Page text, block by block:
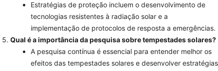
Estratégias de proteção incluem o desenvolvimento de
tecnologias resistentes à radiação solar e a
implementação de protocolos de resposta a emergências.
Qual é a importância da pesquisa sobre tempestades solares?
A pesquisa contínua é essencial para entender melhor os
efeitos das tempestades solares e desenvolver estratégias